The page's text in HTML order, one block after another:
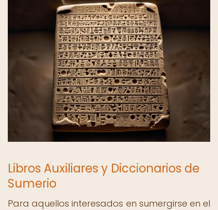
Libros Auxiliares y Diccionarios de
Sumerio
Para aquellos interesados en sumergirse en el